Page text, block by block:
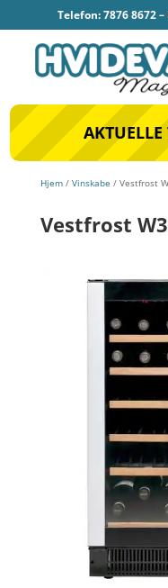
Telefon: 7876 8672 –
Hjem/ Vinskabe / Vestfrost
Vestfrost